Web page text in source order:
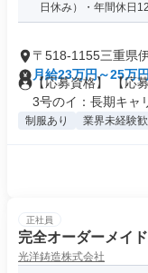
日休み）・年間休日
〒518-1155三重県
月給23万円～25万円
【応募資格】 【応
3号のイ：長期キャ
制服あり 業界未経験
正社員
完全オーダーメイ
光洋鋳造株式会社